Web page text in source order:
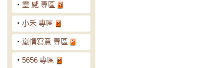
‧ 靈 感 專區
‧ 小禾 專區
‧ 嵐情寫意 專區
‧ 5656 專區